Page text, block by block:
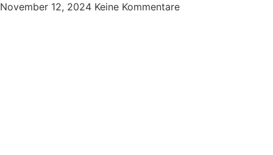
November 12, 2024 Keine Kommentare